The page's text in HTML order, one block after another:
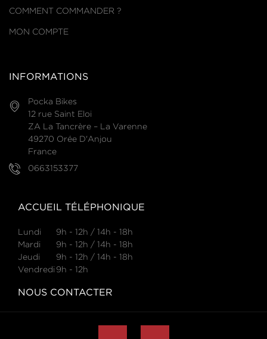
COMMENT COMMANDER ?
MON COMPTE
INFORMATIONS
Pocka Bikes
12 rue Saint Eloi
ZA La Tancrère – La Varenne
49270 Orée D'Anjou
France
0663153377
ACCUEIL TÉLÉPHONIQUE
Lundi
9h - 12h / 14h - 18h
Mardi
9h - 12h / 14h - 18h
Jeudi
9h - 12h / 14h - 18h
Vendredi 9h - 12h
NOUS CONTACTER